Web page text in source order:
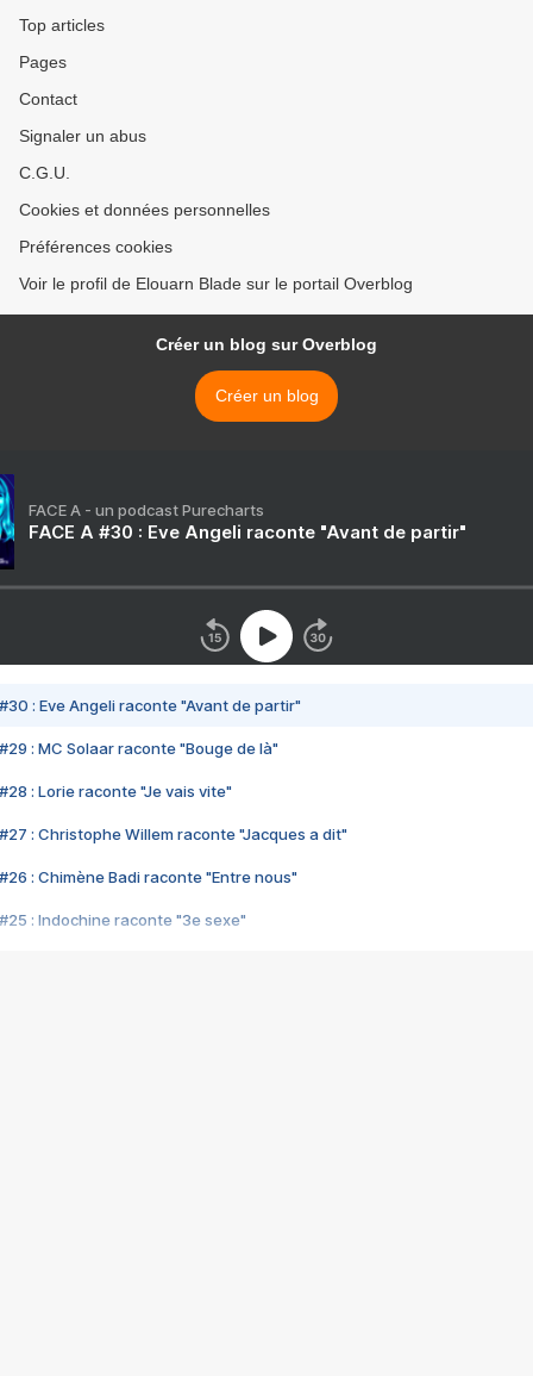
Top articles
Pages
Contact
Signaler un abus
C.G.U.
Cookies et données personnelles
Préférences cookies
Voir le profil de Elouarn Blade sur le portail Overblog
Créer un blog sur Overblog
Créer un blog
FACE A - un podcast Purecharts
FACE A #30 : Eve Angeli raconte "Avant de partir"
#30 : Eve Angeli raconte "Avant de partir"
#29 : MC Solaar raconte "Bouge de là"
#28 : Lorie raconte "Je vais vite"
#27 : Christophe Willem raconte "Jacques a dit"
#26 : Chimène Badi raconte "Entre nous"
#25 : Indochine raconte "3e sexe"